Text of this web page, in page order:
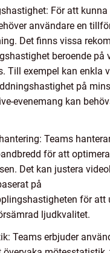
För att
användare en
Det finns vissa
beroende på
Till exempel kan enkla
på
evenemang kan
Teams
för att optimera
Det kan justera
på
för att
ljudkvalitet.
Teams erbjuder